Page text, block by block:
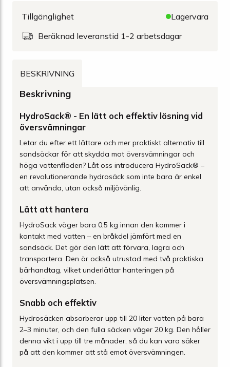
Tillgänglighet
Lagervara
Beräknad leveranstid 1-2 arbetsdagar
BESKRIVNING
Beskrivning
HydroSack® - En lätt och effektiv lösning vid
översvämningar
Letar du efter ett lättare och mer praktiskt alternativ till
sandsäckar för att skydda mot översvämningar och
höga vattenflöden? Låt oss introducera HydroSack® –
en revolutionerande hydrosäck som inte bara är enkel
att använda, utan också miljövänlig.
Lätt att hantera
HydroSack väger bara 0,5 kg innan den kommer i
kontakt med vatten – en bråkdel jämfört med en
sandsäck. Det gör den lätt att förvara, lagra och
transportera. Den är också utrustad med två praktiska
bärhandtag, vilket underlättar hanteringen på
översvämningsplatsen.
Snabb och effektiv
Hydrosäcken absorberar upp till 20 liter vatten på bara
2–3 minuter, och den fulla säcken väger 20 kg. Den håller
denna vikt i upp till tre månader, så du kan vara säker
på att den kommer att stå emot översvämningen.